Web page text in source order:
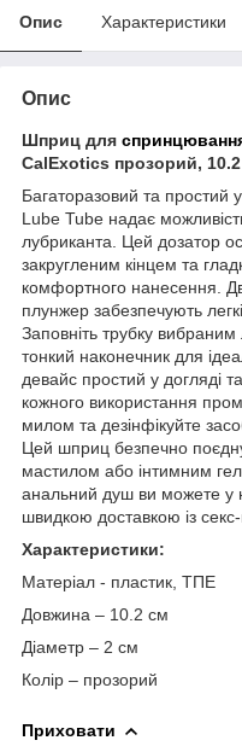
Опис Характеристики
Опис
Шприц для
CalExotics прозорий,
Багаторазовий та простий
Lube Tube надає
лубриканта. Цей дозатор
закругленим кінцем та
комфортного нанесення.
плунжер забезпечують
Заповніть трубку
тонкий наконечник для
девайс простий у догляді
кожного використання
милом та дезінфікуйте
Цей шприц безпечно
мастилом або інтимним
анальний душ ви можете у
швидкою доставкою із секс-
Характеристики:
Матеріал - пластик, ТПЕ
Довжина – 10.2 см
Діаметр – 2 см
Колір – прозорий
Приховати